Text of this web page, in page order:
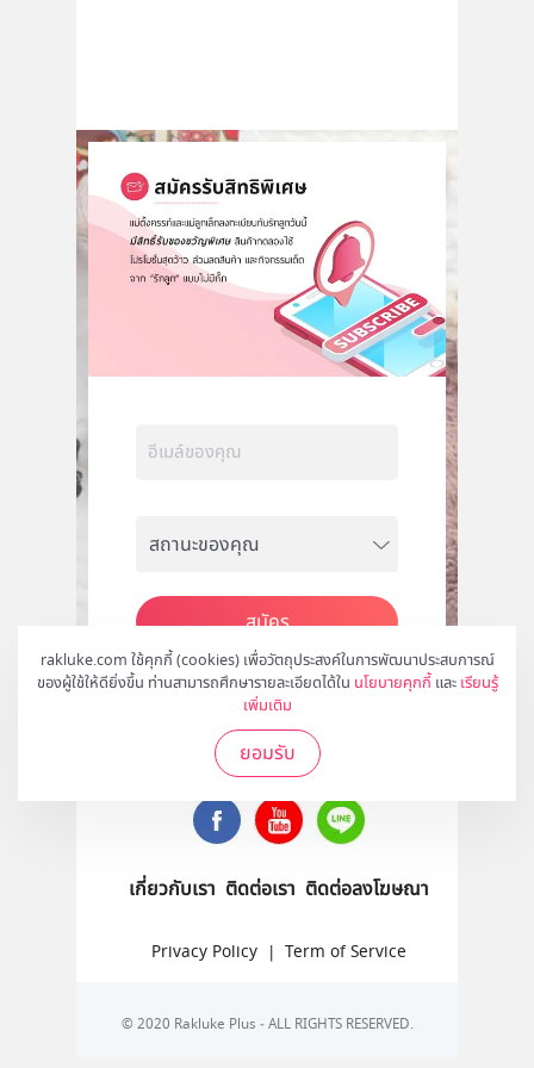
rakluke.com ใช้คุกกี้ (cookies) เพื่อวัตถุประสงค์ในการพัฒนาประสบการณ์
ของผู้ใช้ให้ดียิ่งขึ้น ท่านสามารถศึกษารายละเอียดได้ใน นโยบายคุกกี้ และ เรียนรู้
เพิ่มเติม
ยอมรับ
สมัคร
ติดตามเราได้ที่
เกี่ยวกับเรา ติดต่อเรา ติดต่อลงโฆษณา
Privacy Policy | Term of Service
© 2020 Rakluke Plus - ALL RIGHTS RESERVED.